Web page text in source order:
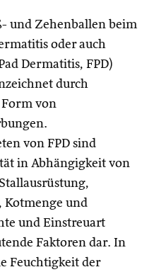
und Zehenballen beim
oder auch
Dermatitis, FPD)
durch
von
von FPD sind
in Abhängigkeit von
Kotmenge und
und Einstreuart
Faktoren dar. In
Feuchtigkeit der